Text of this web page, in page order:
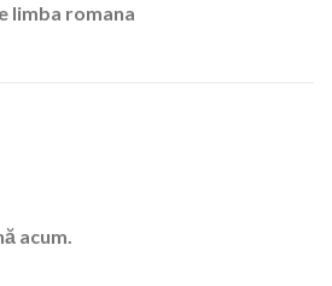
limba romana
acum.